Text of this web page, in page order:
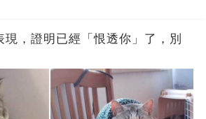
現，證明已經「恨透你」了，別